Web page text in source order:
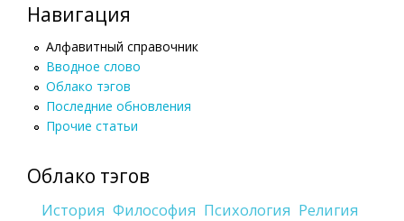
Навигация
Алфавитный справочник
Вводное слово
Облако тэгов
Последние обновления
Прочие статьи
Облако тэгов
История Философия Психология Религия